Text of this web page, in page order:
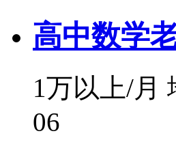
高中数学
1万以上/月
06